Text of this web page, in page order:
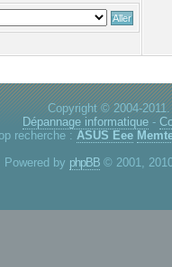
Copyright © 2004-
Dépannage informatique -
recherche : ASUS Eee
Powered by phpBB © 2001,